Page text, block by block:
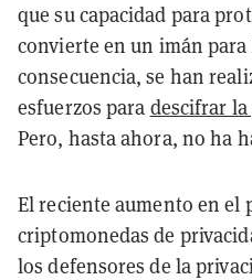
que su capacidad para
convierte en un imán
consecuencia, se han
esfuerzos para descifrar
Pero, hasta ahora, no ha
El reciente aumento en el
criptomonedas de
los defensores de la